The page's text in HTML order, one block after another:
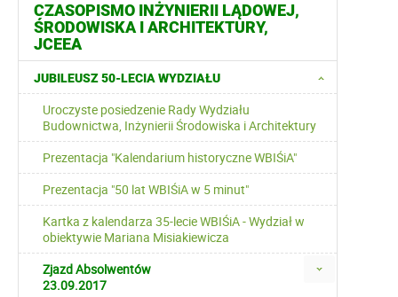
CZASOPISMO INŻYNIERII LĄDOWEJ,
ŚRODOWISKA I ARCHITEKTURY,
JCEEA
JUBILEUSZ 50-LECIA WYDZIAŁU
Uroczyste posiedzenie Rady Wydziału
Budownictwa, Inżynierii Środowiska i Architektury
Prezentacja "Kalendarium historyczne WBIŚiA"
Prezentacja "50 lat WBIŚiA w 5 minut"
Kartka z kalendarza 35-lecie WBIŚiA - Wydział w
obiektywie Mariana Misiakiewicza
Zjazd Absolwentów
23.09.2017